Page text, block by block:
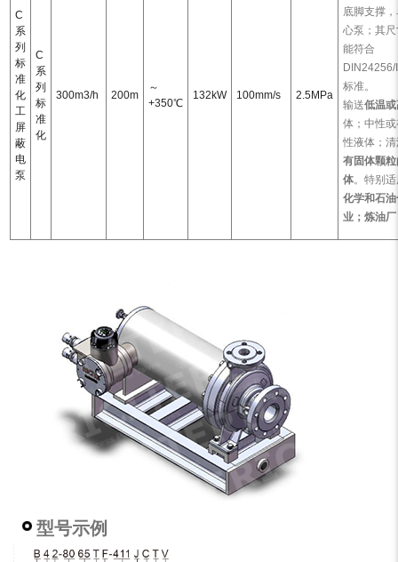
C
系
列
标
准
化
工
屏
蔽
电
泵
C
系
列
标
准
化
300m3/h 200m
～
+350℃
132kW 100mm/s 2.5MPa
底脚支撑
心泵；其
能符合
标准。
输送低温
体；中性
性液体；
有固体颗
体。特别
化学和石
业；炼油
型号示例